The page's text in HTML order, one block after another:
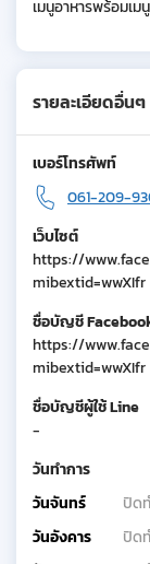
เมนูอาหารพร้อมเม
รายละเอียดอื่นๆ
เบอร์โทรศัพท์
061-209-
เว็บไซต์
https://
mibextid=wwXIfr
ชื่อบัญชี
https://
mibextid=wwXIfr
ชื่อบัญชีผู้ใช้ Line
-
วันทำการ
วันจันทร์
ปิด
วันอังคาร
ปิด